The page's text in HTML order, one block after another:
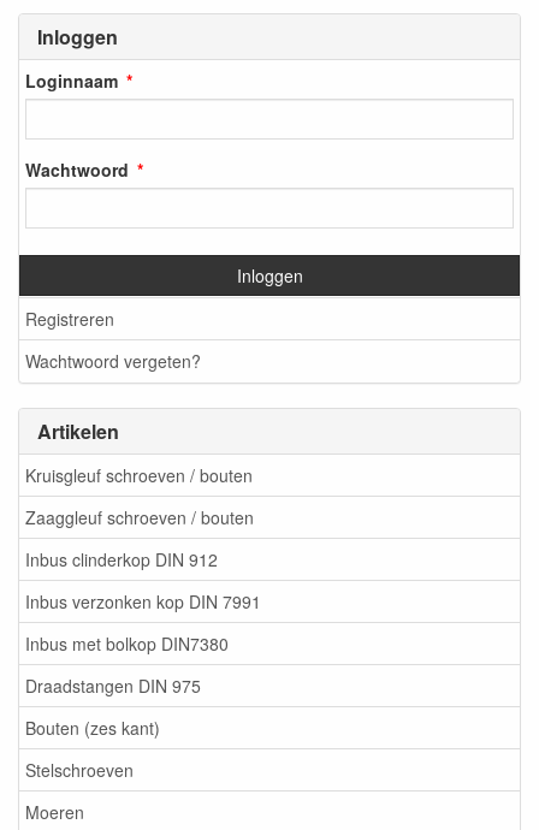
Inloggen
Loginnaam
Wachtwoord
Inloggen
Registreren
Wachtwoord vergeten?
Artikelen
Kruisgleuf schroeven / bouten
Zaaggleuf schroeven / bouten
Inbus clinderkop DIN 912
Inbus verzonken kop DIN 7991
Inbus met bolkop DIN7380
Draadstangen DIN 975
Bouten (zes kant)
Stelschroeven
Moeren